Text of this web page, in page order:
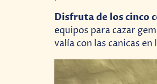
Disfruta de los cinco
equipos para cazar
valía con las canicas